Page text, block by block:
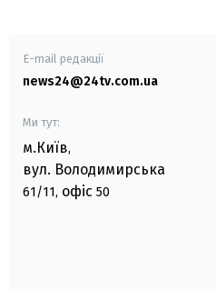
E-mail редакції
news24@24tv.com.ua
Ми тут:
м.Київ,
вул. Володимирська
61/11, офіс 50